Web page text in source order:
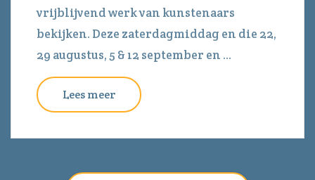
vrijblijvend werk van kunstenaars
bekijken. Deze zaterdagmiddag en die 22,
29 augustus, 5 & 12 september en ...
Lees meer